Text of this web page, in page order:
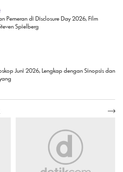
Pemeran di Disclosure Day 2026, Film
Spielberg
Juni 2026, Lengkap dengan Sinopsis dan